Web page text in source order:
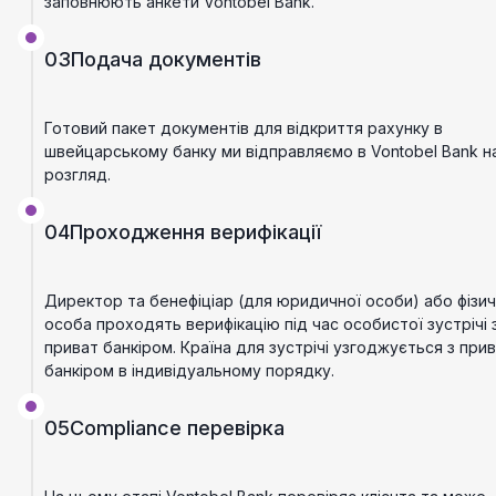
03Подача документів
Готовий пакет документів для відкриття рахунку в
швейцарському банку ми відправляємо в Vontobel Bank
розгляд.
04Проходження верифікації
Директор та бенефіціар (для юридичної особи) або
особа проходять верифікацію під час особистої зустрічі
приват банкіром. Країна для зустрічі узгоджується з
банкіром в індивідуальному порядку.
05Compliance перевірка